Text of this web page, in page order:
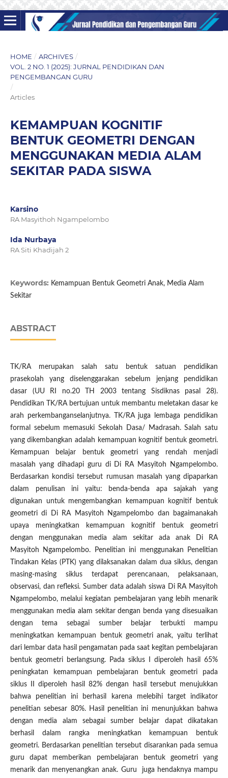
HOME / ARCHIVES /
VOL. 2 NO. 1 (2025): JURNAL PENDIDIKAN DAN
PENGEMBANGAN GURU
/
Articles
KEMAMPUAN KOGNITIF
BENTUK GEOMETRI DENGAN
MENGGUNAKAN MEDIA ALAM
SEKITAR PADA SISWA
Karsino
RA Masyithoh Ngampelombo
Ida Nurbaya
RA Siti Khadijah 2
Keywords: Kemampuan Bentuk Geometri Anak, Media Alam
Sekitar
ABSTRACT
TK/RA merupakan salah satu bentuk satuan pendidikan
prasekolah yang diselenggarakan sebelum jenjang pendidikan
dasar (UU RI no.20 TH 2003 tentang Sisdiknas pasal 28).
Pendidikan TK/RA bertujuan untuk membantu meletakan dasar ke
arah perkembanganselanjutnya. TK/RA juga lembaga pendidikan
formal sebelum memasuki Sekolah Dasa/ Madrasah. Salah satu
yang dikembangkan adalah kemampuan kognitif bentuk geometri.
Kemampuan belajar bentuk geometri yang rendah menjadi
masalah yang dihadapi guru di Di RA Masyitoh Ngampelombo.
Berdasarkan kondisi tersebut rumusan masalah yang dipaparkan
dalam penulisan ini yaitu: benda-benda apa sajakah yang
digunakan untuk mengembangkan kemampuan kognitif bentuk
geometri di Di RA Masyitoh Ngampelombo dan bagaimanakah
upaya meningkatkan kemampuan kognitif bentuk geometri
dengan menggunakan media alam sekitar ada anak Di RA
Masyitoh Ngampelombo. Penelitian ini menggunakan Penelitian
Tindakan Kelas (PTK) yang dilaksanakan dalam dua siklus, dengan
masing-masing siklus terdapat perencanaan, pelaksanaan,
observasi, dan refleksi. Sumber data adalah siswa Di RA Masyitoh
Ngampelombo, melalui kegiatan pembelajaran yang lebih menarik
menggunakan media alam sekitar dengan benda yang disesuaikan
dengan tema sebagai sumber belajar terbukti mampu
meningkatkan kemampuan bentuk geometri anak, yaitu terlihat
dari lembar data hasil pengamatan pada saat kegitan pembelajaran
bentuk geometri berlangsung. Pada siklus I diperoleh hasil 65%
peningkatan kemampuan pembelajaran bentuk geometri pada
siklus II diperoleh hasil 82% dengan hasil tersebut menujukkan
bahwa penelitian ini berhasil karena melebihi target indikator
penelitian sebesar 80%. Hasil penelitian ini menunjukkan bahwa
dengan media alam sebagai sumber belajar dapat dikatakan
berhasil dalam rangka meningkatkan kemampuan bentuk
geometri. Berdasarkan penelitian tersebut disarankan pada semua
guru dapat memberikan pembelajaran bentuk geometri yang
menarik dan menyenangkan anak. Guru juga hendaknya mampu